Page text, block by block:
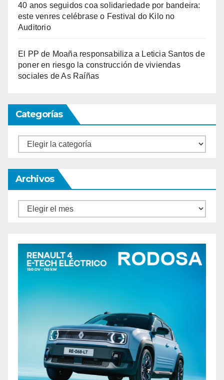
40 anos seguidos coa solidariedade por bandeira:
este venres celébrase o Festival do Kilo no
Auditorio
El PP de Moaña responsabiliza a Leticia Santos de
poner en riesgo la construcción de viviendas
sociales de As Raíñas
Categorías
Categorías
Archivos
Archivos